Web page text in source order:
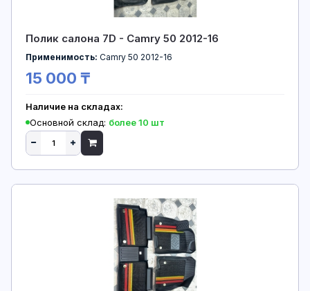
Полик салона 7D - Camry 50 2012-16
Применимость: Camry 50 2012-16
15 000 ₸
Наличие на складах:
Основной склад: более 10 шт